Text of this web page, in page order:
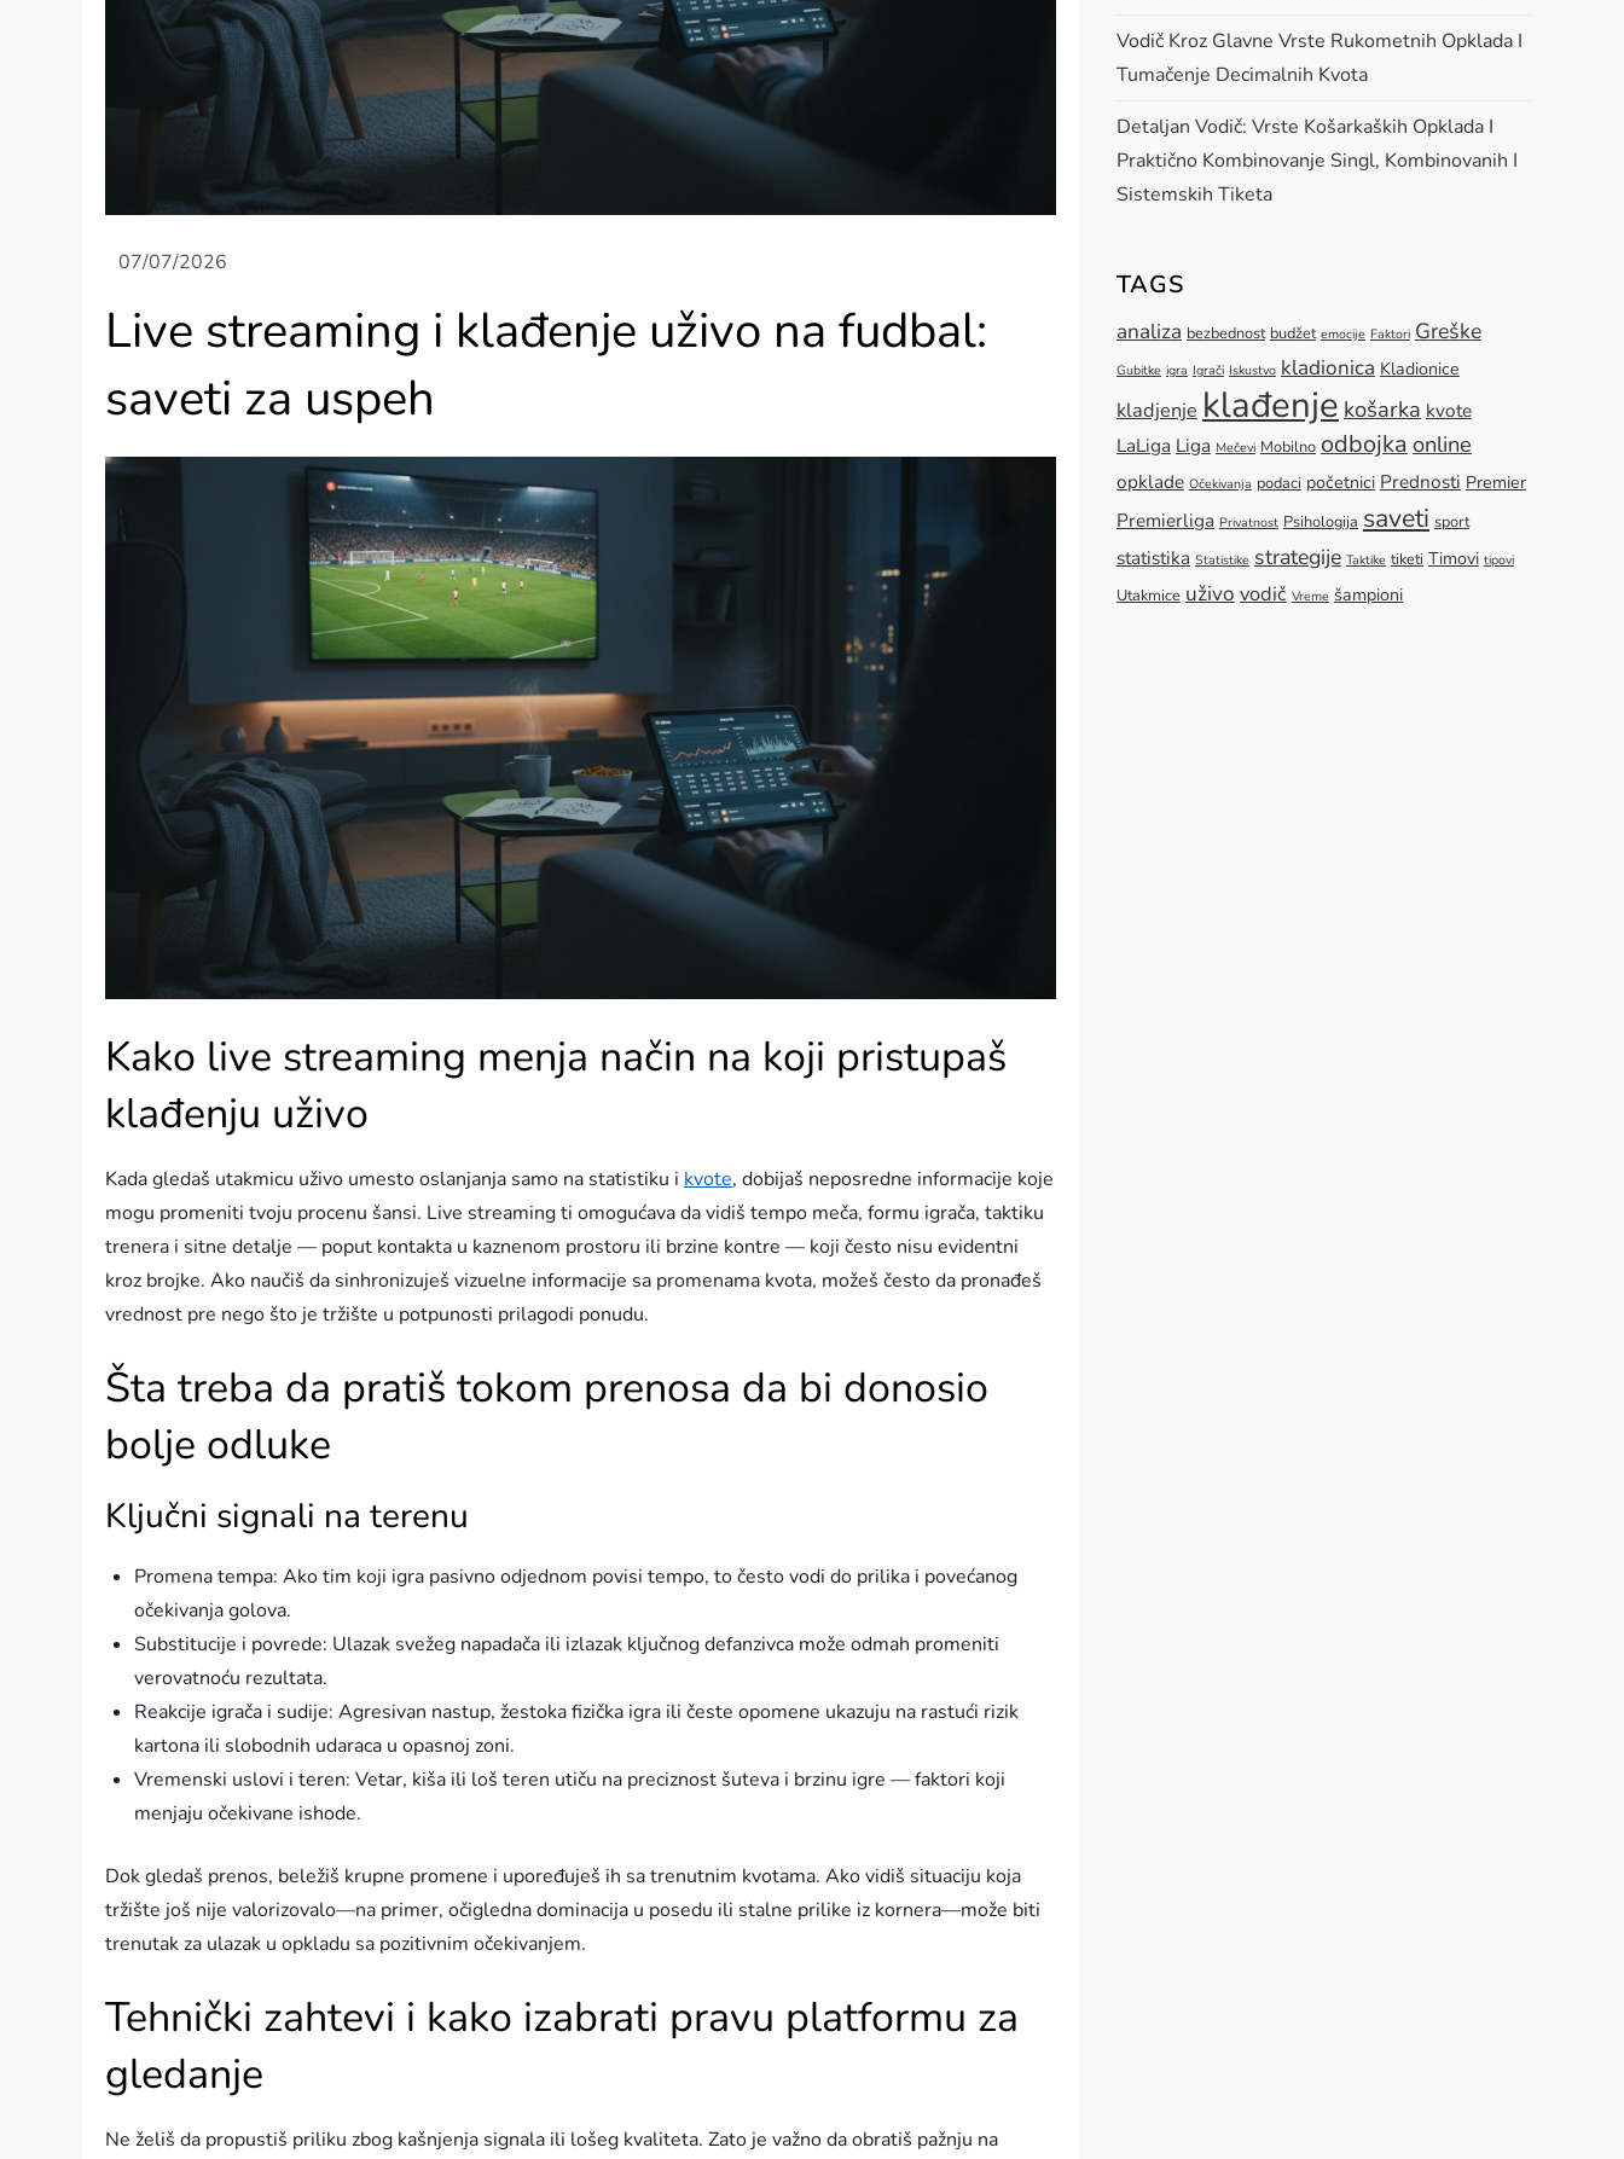
Live streaming i klađenje uživo na fudbal:
saveti za uspeh
Kako live streaming menja način na koji pristupaš
klađenju uživo
Kada gledaš utakmicu uživo umesto oslanjanja samo na statistiku i kvote, dobijaš neposredne informacije koje
mogu promeniti tvoju procenu šansi. Live streaming ti omogućava da vidiš tempo meča, formu igrača, taktiku
trenera i sitne detalje — poput kontakta u kaznenom prostoru ili brzine kontre — koji često nisu evidentni
kroz brojke. Ako naučiš da sinhronizuješ vizuelne informacije sa promenama kvota, možeš često da pronađeš
vrednost pre nego što je tržište u potpunosti prilagodi ponudu.
Šta treba da pratiš tokom prenosa da bi donosio
bolje odluke
Ključni signali na terenu
Promena tempa: Ako tim koji igra pasivno odjednom povisi tempo, to često vodi do prilika i povećanog
očekivanja golova.
Substitucije i povrede: Ulazak svežeg napadača ili izlazak ključnog defanzivca može odmah promeniti
verovatnoću rezultata.
Reakcije igrača i sudije: Agresivan nastup, žestoka fizička igra ili česte opomene ukazuju na rastući rizik
kartona ili slobodnih udaraca u opasnoj zoni.
Vremenski uslovi i teren: Vetar, kiša ili loš teren utiču na preciznost šuteva i brzinu igre — faktori koji
menjaju očekivane ishode.
Dok gledaš prenos, beležiš krupne promene i upoređuješ ih sa trenutnim kvotama. Ako vidiš situaciju koja
tržište još nije valorizovalo—na primer, očigledna dominacija u posedu ili stalne prilike iz kornera—može biti
trenutak za ulazak u opkladu sa pozitivnim očekivanjem.
Tehnički zahtevi i kako izabrati pravu platformu za
gledanje
Ne želiš da propustiš priliku zbog kašnjenja signala ili lošeg kvaliteta. Zato je važno da obratiš pažnju na
Vodič Kroz Glavne Vrste Rukometnih Opklada I
Tumačenje Decimalnih Kvota
Detaljan Vodič: Vrste Košarkaških Opklada I
Praktično Kombinovanje Singl, Kombinovanih I
Sistemskih Tiketa
TAGS
analiza bezbednost budžet emocije Faktori Greške
Gubitke igra Igrači Iskustvo kladionica Kladionice
kladjenje klađenje košarka kvote
LaLiga Liga Mečevi Mobilno odbojka online
opklade Očekivanja podaci početnici Prednosti Premier
Premierliga Privatnost Psihologija saveti sport
statistika Statistike strategije Taktike tiketi Timovi tipovi
Utakmice uživo vodič Vreme šampioni